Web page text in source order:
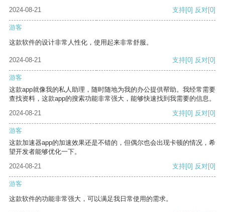
2024-08-21 支持[0] 反对[0]
游客
这款软件的设计非常人性化，使用起来非常舒服。
2024-08-21 支持[0] 反对[0]
游客
这款app就像我的私人助理，随时随地为我的办公提供帮助。我经常需要
查找资料，这款app的搜索功能非常强大，能够快速找到我需要的信息。
2024-08-21
支持[0] 反对[0]
游客
这款加速器app的加速效果还是不错的，但偶尔也会出现卡顿的情况，希
望开发者能够优化一下。
2024-08-21
支持[0] 反对[0]
游客
这款软件的功能非常强大，可以满足我日常使用的需求。